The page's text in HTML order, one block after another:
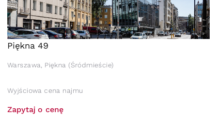
Piękna 49
Warszawa, Piękna (Śródmieście)
Wyjściowa cena najmu
Zapytaj o cenę